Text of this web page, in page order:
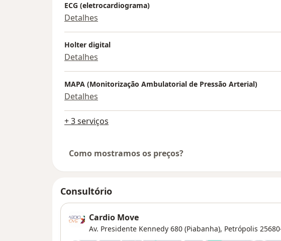
ECG (eletrocardiograma)
Detalhes
Holter digital
Detalhes
MAPA (Monitorização Ambulatorial de Pressão Arterial)
Detalhes
+ 3 serviços
Como mostramos os preços?
Consultório
Cardio Move
Av. Presidente Kennedy 680 (Piabanha), Petrópolis